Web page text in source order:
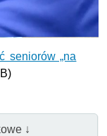
seniorów „na
↓